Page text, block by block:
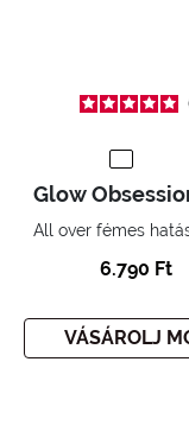
6.790 Ft
VÁSÁROLJ